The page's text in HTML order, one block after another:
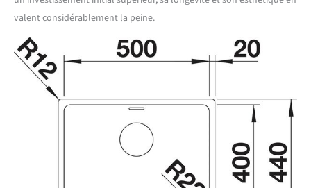
valent considérablement la peine.